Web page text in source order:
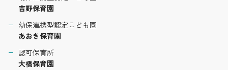
吉野保育園
幼保連携型認定こども園
あおき保育園
認可保育所
大橋保育園